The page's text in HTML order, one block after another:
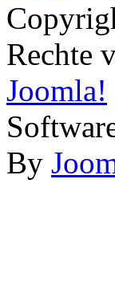
Rechte
Joomla!
By